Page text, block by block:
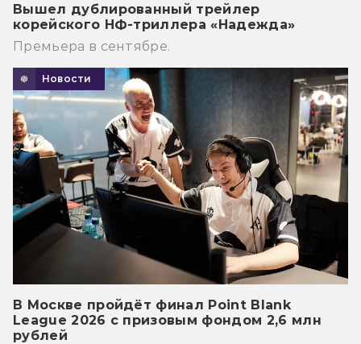
Вышел дублированный трейлер
корейского НФ-триллера «Надежда»
Премьера в сентябре.
Новости
В Москве пройдёт финал Point Blank
League 2026 с призовым фондом 2,6 млн
рублей